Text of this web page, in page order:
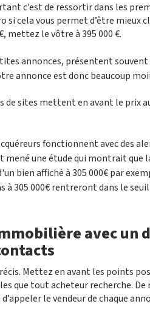
c’est de ressortir dans les
si cela vous permet d’être mieux
mettez le vôtre à 395 000 €.
annonces, présentent
annonce est donc beaucoup
sites mettent en avant le prix
fonctionnent avec des
mené une étude qui montrait que
bien affiché à 305 000€ par
à 305 000€ rentreront dans le
avec un
Mettez en avant les points
que tout acheteur recherche. De
d’appeler le vendeur de chaque